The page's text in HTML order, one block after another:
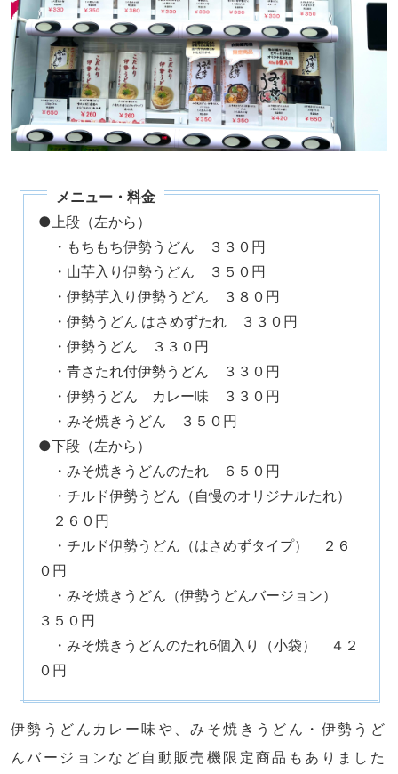
●上段（左から）
・もちもち伊勢うどん ３３０円
・山芋入り伊勢うどん ３５０円
・伊勢芋入り伊勢うどん ３８０円
・伊勢うどん はさめずたれ ３３０円
・伊勢うどん ３３０円
・青さたれ付伊勢うどん ３３０円
・伊勢うどん カレー味 ３３０円
・みそ焼きうどん ３５０円
●下段（左から）
・みそ焼きうどんのたれ ６５０円
・チルド伊勢うどん（自慢のオリジナルたれ）
２６０円
・チルド伊勢うどん（はさめずタイプ） ２６
０円
・みそ焼きうどん（伊勢うどんバージョン）
３５０円
・みそ焼きうどんのたれ6個入り（小袋） ４２
０円
伊勢うどんカレー味や、みそ焼きうどん・伊勢うど
んバージョンなど自動販売機限定商品もありました